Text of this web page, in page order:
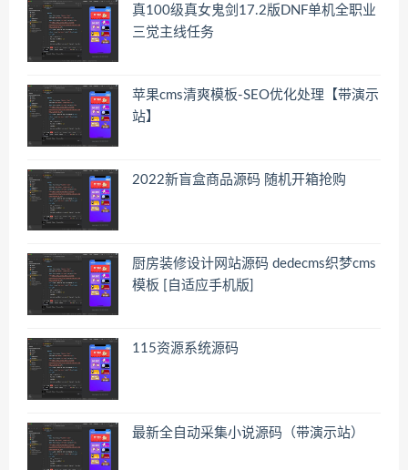
真100级真女鬼剑17.2版DNF单机全职业
三觉主线任务
苹果cms清爽模板-SEO优化处理【带演示
站】
2022新盲盒商品源码 随机开箱抢购
厨房装修设计网站源码 dedecms织梦cms
模板 [自适应手机版]
115资源系统源码
最新全自动采集小说源码（带演示站）